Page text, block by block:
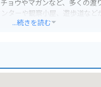
ウやマガンなど、多くの渡
ターや観察小屋、遊歩道など
...続きを読む